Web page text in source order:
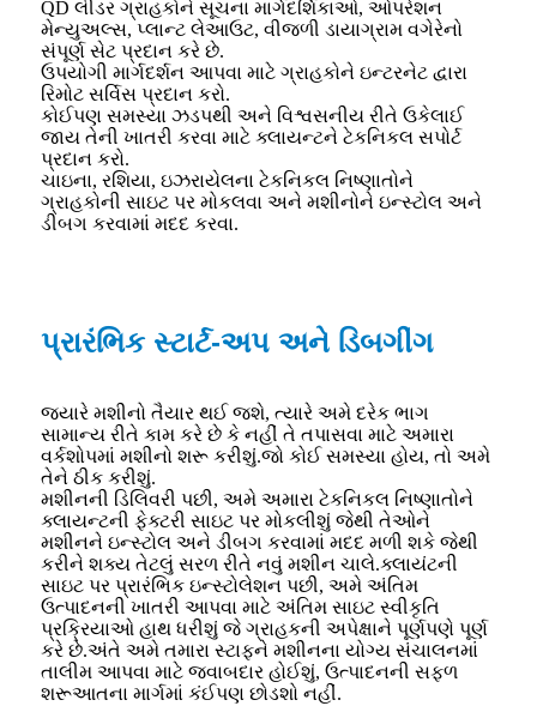
QD લીડર ગ્રાહકોને સૂચના માર્ગદર્શિકાઓ, ઓપરેશન
મેન્યુઅલ્સ, પ્લાન્ટ લેઆઉટ, વીજળી ડાયાગ્રામ વગેરેનો
સંપૂર્ણ સેટ પ્રદાન કરે છે.
ઉપયોગી માર્ગદર્શન આપવા માટે ગ્રાહકોને ઇન્ટરનેટ દ્વારા
રિમોટ સર્વિસ પ્રદાન કરો.
કોઈપણ સમસ્યા ઝડપથી અને વિશ્વસનીય રીતે ઉકેલાઈ
જાય તેની ખાતરી કરવા માટે ક્લાયન્ટને ટેકનિકલ સપોર્ટ
પ્રદાન કરો.
ચાઇના, રશિયા, ઇઝરાયેલના ટેકનિકલ નિષ્ણાતોને
ગ્રાહકોની સાઇટ પર મોકલવા અને મશીનોને ઇન્સ્ટોલ અને
ડીબગ કરવામાં મદદ કરવા.
પ્રારંભિક સ્ટાર્ટ-અપ અને ડિબગીંગ
જ્યારે મશીનો તૈયાર થઈ જશે, ત્યારે અમે દરેક ભાગ
સામાન્ય રીતે કામ કરે છે કે નહીં તે તપાસવા માટે અમારા
વર્કશોપમાં મશીનો શરૂ કરીશું.જો કોઈ સમસ્યા હોય, તો અમે
તેને ઠીક કરીશું.
મશીનની ડિલિવરી પછી, અમે અમારા ટેકનિકલ નિષ્ણાતોને
ક્લાયન્ટની ફેક્ટરી સાઇટ પર મોકલીશું જેથી તેઓને
મશીનને ઇન્સ્ટોલ અને ડીબગ કરવામાં મદદ મળી શકે જેથી
કરીને શક્ય તેટલું સરળ રીતે નવું મશીન ચાલે.ક્લાયંટની
સાઇટ પર પ્રારંભિક ઇન્સ્ટોલેશન પછી, અમે અંતિમ
ઉત્પાદનની ખાતરી આપવા માટે અંતિમ સાઇટ સ્વીકૃતિ
પ્રક્રિયાઓ હાથ ધરીશું જે ગ્રાહકની અપેક્ષાને પૂર્ણપણે પૂર્ણ
કરે છે.અંતે અમે તમારા સ્ટાફને મશીનના યોગ્ય સંચાલનમાં
તાલીમ આપવા માટે જવાબદાર હોઈશું, ઉત્પાદનની સફળ
શરૂઆતના માર્ગમાં કંઈપણ છોડશો નહીં.